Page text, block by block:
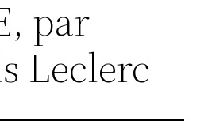
par
Leclerc